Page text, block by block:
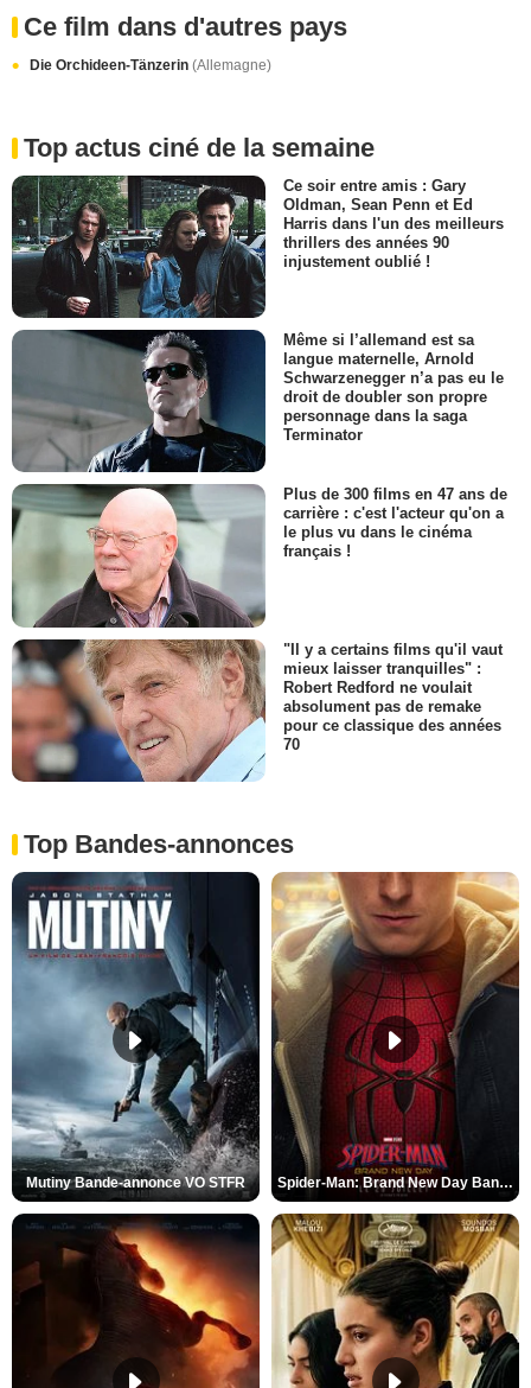
Ce film dans d'autres pays
Die Orchideen-Tänzerin (Allemagne)
Top actus ciné de la semaine
Ce soir entre amis : Gary
Oldman, Sean Penn et Ed
Harris dans l'un des meilleurs
thrillers des années 90
injustement oublié !
Même si l’allemand est sa
langue maternelle, Arnold
Schwarzenegger n’a pas eu le
droit de doubler son propre
personnage dans la saga
Terminator
Plus de 300 films en 47 ans de
carrière : c'est l'acteur qu'on a
le plus vu dans le cinéma
français !
"Il y a certains films qu'il vaut
mieux laisser tranquilles" :
Robert Redford ne voulait
absolument pas de remake
pour ce classique des années
70
Top Bandes-annonces
Mutiny Bande-annonce VO STFR Spider-Man: Brand New Day Bande-annonce VO STFR